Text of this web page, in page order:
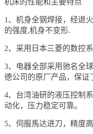
1、机身全钢焊接，经退
的强度,机身不变形.
2、采用日本三菱的数控
3、电器全部采用驰名全
德公司的原厂产品，保证
4、台湾油研的液压控制
动化，压力稳定可靠。
5、伺服馬达进刀，精度